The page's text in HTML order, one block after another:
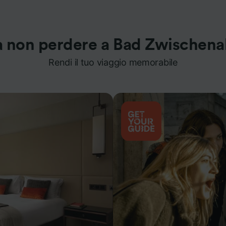
non perdere a Bad
Rendi il tuo viaggio memorabile